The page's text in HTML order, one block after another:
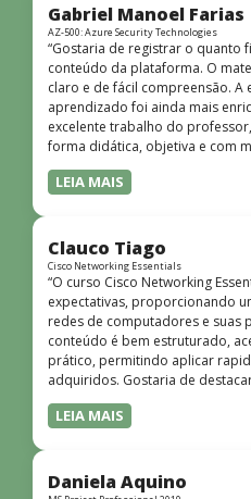
quem não tem uma bagagem
Gabriel Manoel Farias
AZ-500: Azure Security Technologies
“Gostaria de registrar o quanto
conteúdo da plataforma. O
claro e de fácil compreensão. A
aprendizado foi ainda mais
excelente trabalho do
forma didática, objetiva e com
dúvida, foi uma jornada de
LEIA MAIS
Clauco Tiago
Cisco Networking Essentials
“O curso Cisco Networking
expectativas, proporcionando
redes de computadores e suas
conteúdo é bem estruturado,
prático, permitindo aplicar
adquiridos. Gostaria de
o conhecimento técnico do
demonstrou total domínio do
dinâmicas e envolventes.
LEIA MAIS
Daniela Aquino